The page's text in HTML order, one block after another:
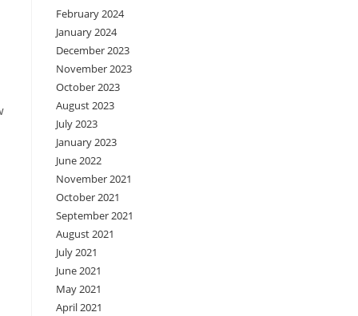
February 2024
January 2024
December 2023
November 2023
October 2023
August 2023
July 2023
January 2023
June 2022
November 2021
October 2021
September 2021
August 2021
July 2021
June 2021
May 2021
April 2021